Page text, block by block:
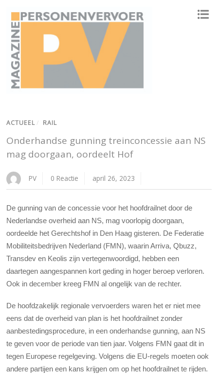
ACTUEEL / RAIL
Onderhandse gunning treinconcessie aan NS
mag doorgaan, oordeelt Hof
PV 0 Reactie april 26, 2023
De gunning van de concessie voor het hoofdrailnet door de
Nederlandse overheid aan NS, mag voorlopig doorgaan,
oordeelde het Gerechtshof in Den Haag gisteren. De Federatie
Mobiliteitsbedrijven Nederland (FMN), waarin Arriva, Qbuzz,
Transdev en Keolis zijn vertegenwoordigd, hebben een
daartegen aangespannen kort geding in hoger beroep verloren.
Ook in december kreeg FMN al ongelijk van de rechter.
De hoofdzakelijk regionale vervoerders waren het er niet mee
eens dat de overheid van plan is het hoofdrailnet zonder
aanbestedingsprocedure, in een onderhandse gunning, aan NS
te geven voor de periode van tien jaar. Volgens FMN gaat dit in
tegen Europese regelgeving. Volgens die EU-regels moeten ook
andere partijen een kans krijgen om op het hoofdrailnet te rijden.